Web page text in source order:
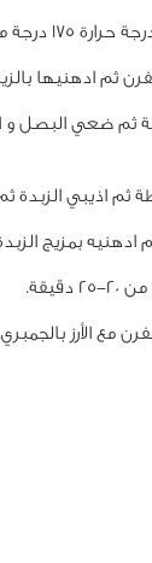
درجة مئوية.
ثم ادهنيها
ضعي البصل و
ثم اذيبي الزبدة
بمزيج
مع الأرز بالجمبري.